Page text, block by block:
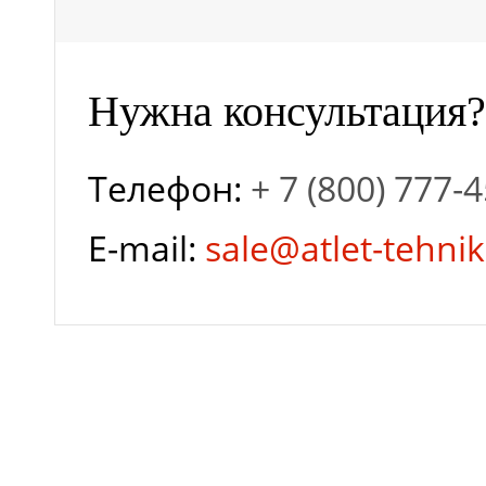
Скорость
вращения, об/мин.
Стартер
Нужна консультация?
Телефон: + 7 (800) 777-
E-mail: sale@atlet-